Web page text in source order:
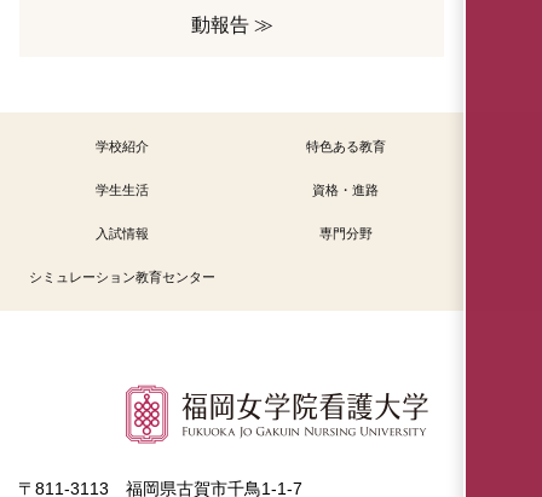
動報告 ≫
学校紹介 特色ある教育
学生生活 資格・進路
入試情報 専門分野
シミュレーション教育センター
〒811-3113 福岡県古賀市千鳥1-1-7